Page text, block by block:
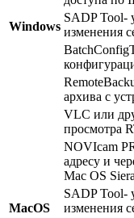
Windows
SADP Tool-
изменения
архива с
VLC или
просмотра
MacOS
NOVIcam
адресу и
Mac OS
SADP Tool-
изменения